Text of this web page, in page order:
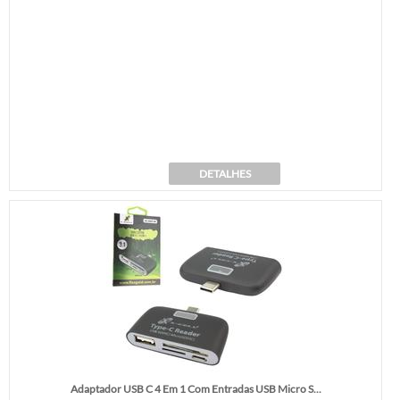
DETALHES
Adaptador USB C 4 Em 1 Com Entradas USB Micro S...